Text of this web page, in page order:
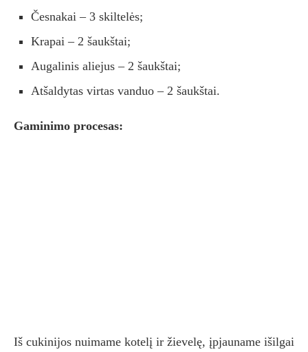
Česnakai – 3 skiltelės;
Krapai – 2 šaukštai;
Augalinis aliejus – 2 šaukštai;
Atšaldytas virtas vanduo – 2 šaukštai.
Gaminimo procesas:
Iš cukinijos nuimame kotelį ir žievelę, įpjauname išilgai